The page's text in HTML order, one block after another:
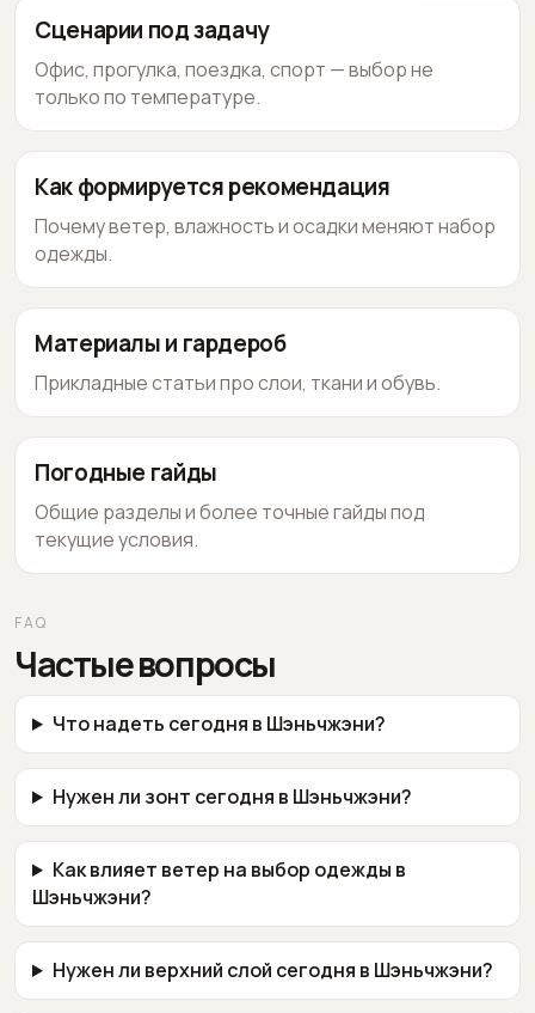
Сценарии под задачу
Офис, прогулка, поездка, спорт — выбор не
только по температуре.
Как формируется рекомендация
Почему ветер, влажность и осадки меняют набор
одежды.
Материалы и гардероб
Прикладные статьи про слои, ткани и обувь.
Погодные гайды
Общие разделы и более точные гайды под
текущие условия.
FAQ
Частые вопросы
Что надеть сегодня в Шэньчжэни?
Нужен ли зонт сегодня в Шэньчжэни?
Как влияет ветер на выбор одежды в
Шэньчжэни?
Нужен ли верхний слой сегодня в Шэньчжэни?